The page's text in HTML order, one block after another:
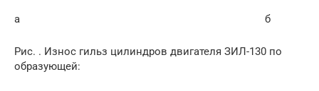
а б
Рис. . Износ гильз цилиндров двигателя ЗИЛ-130 по
образующей: